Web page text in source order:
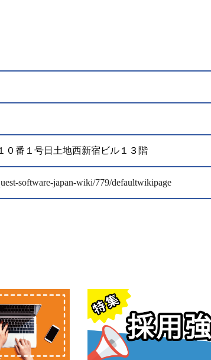
０番１号日土地西新宿ビル１３階
software-japan-wiki/779/defaultwikipage